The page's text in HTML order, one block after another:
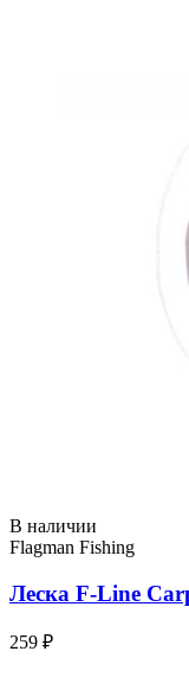
В наличии
Flagman Fishing
Леска F-Line
259 ₽